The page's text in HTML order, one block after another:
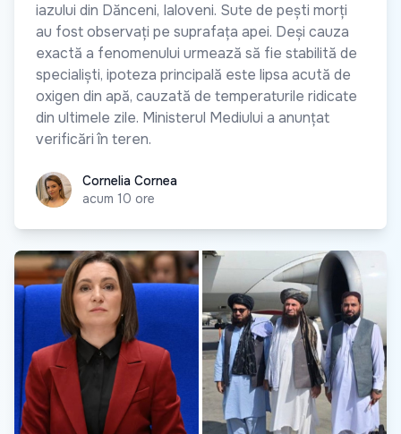
iazului din Dănceni, Ialoveni. Sute de pești morți
au fost observați pe suprafața apei. Deși cauza
exactă a fenomenului urmează să fie stabilită de
specialiști, ipoteza principală este lipsa acută de
oxigen din apă, cauzată de temperaturile ridicate
din ultimele zile. Ministerul Mediului a anunțat
verificări în teren.
Cornelia Cornea
Cornelia Cornea
acum 10 ore